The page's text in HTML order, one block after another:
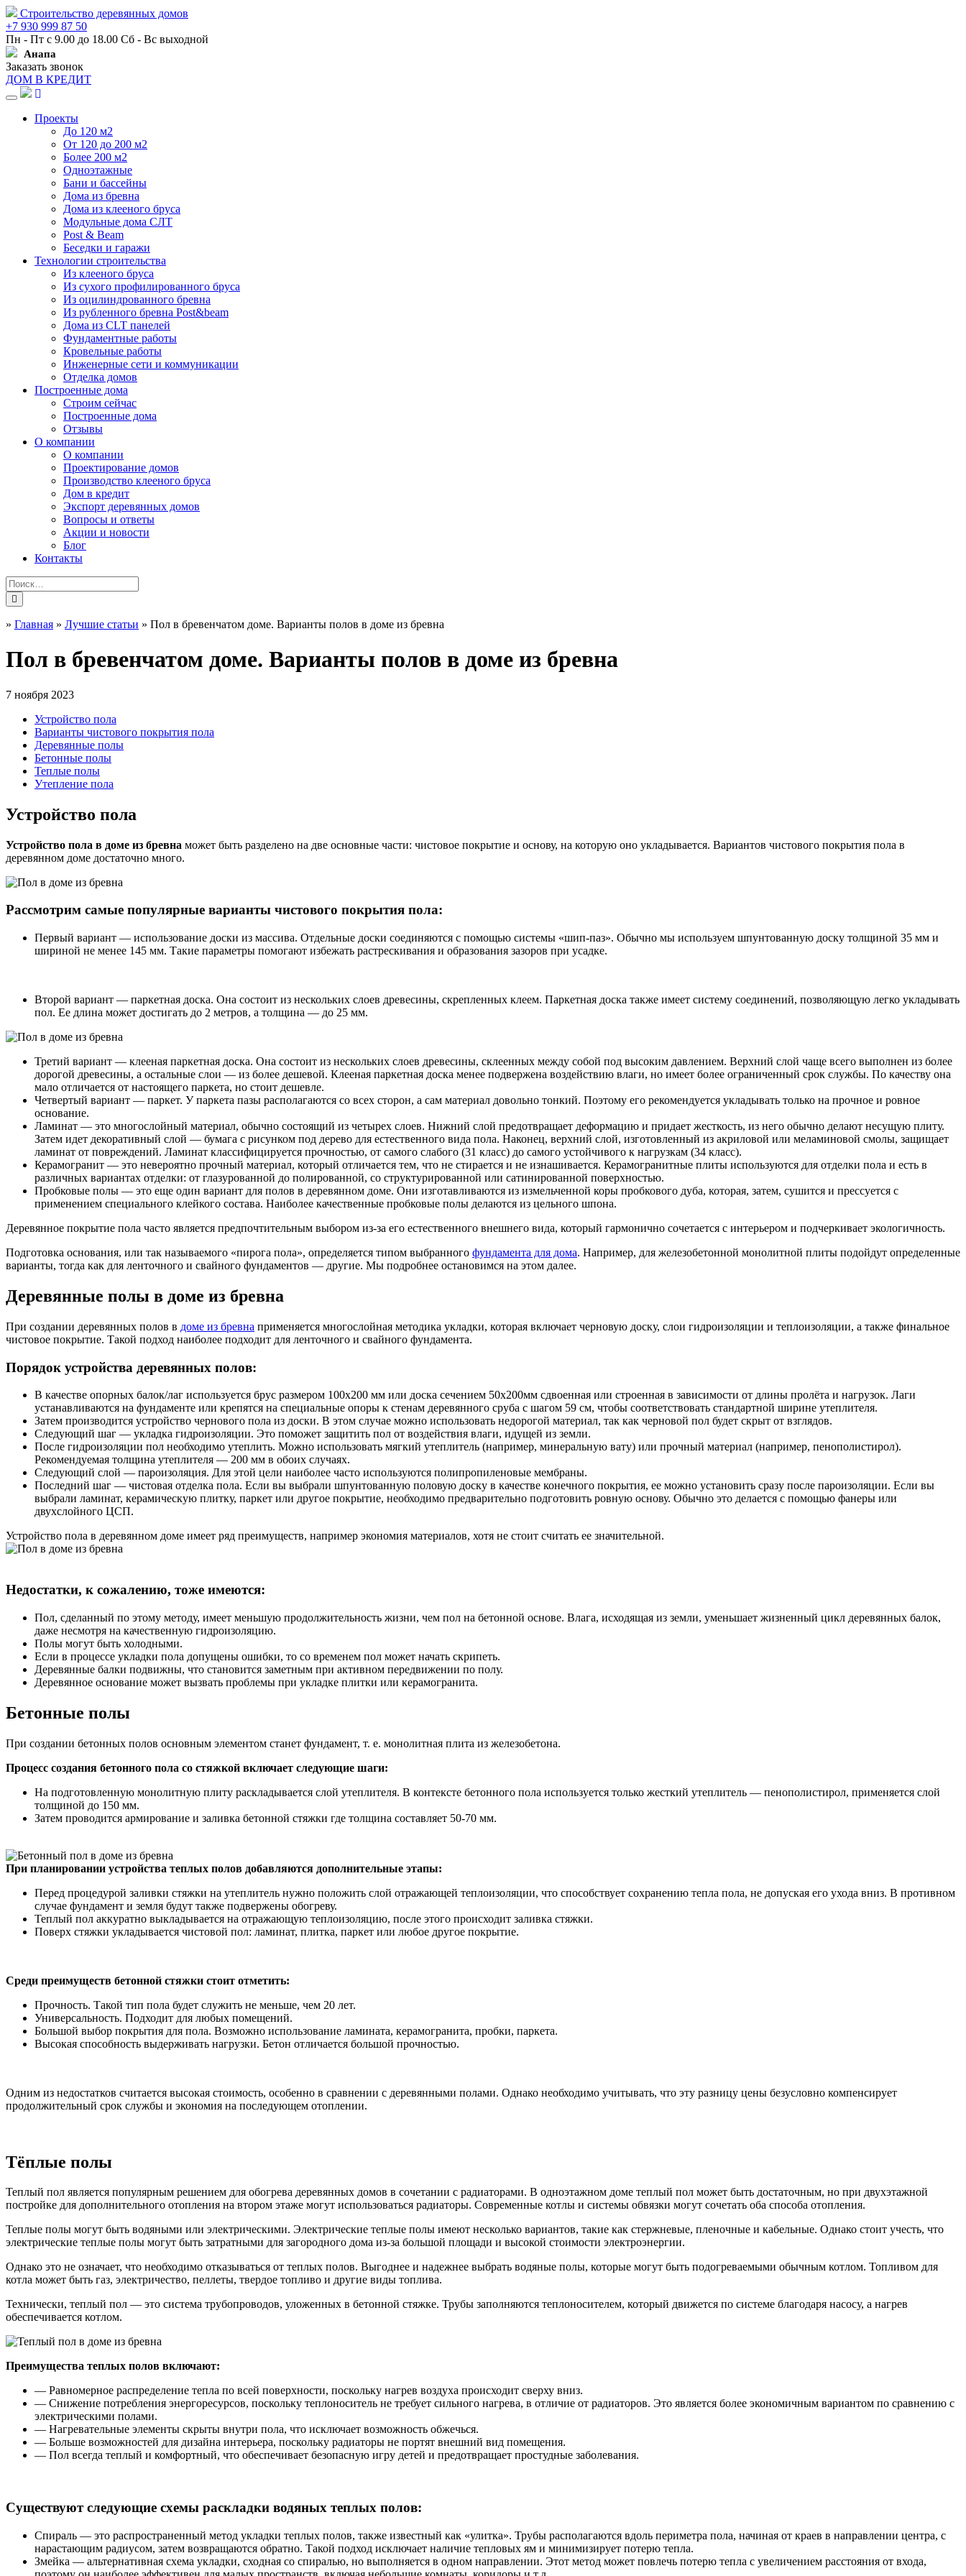
Строительство деревянных домов
+7 930 999 87 50
Пн - Пт с 9.00 до 18.00 Сб - Вс выходной
Анапа
Заказать звонок
ДОМ В КРЕДИТ
Навигация
Проекты
До 120 м2
От 120 до 200 м2
Более 200 м2
Одноэтажные
Бани и бассейны
Дома из бревна
Дома из клееного бруса
Модульные дома СЛТ
Post & Beam
Беседки и гаражи
Технологии строительства
Из клееного бруса
Из сухого профилированного бруса
Из оцилиндрованного бревна
Из рубленного бревна Post&beam
Дома из CLT панелей
Фундаментные работы
Кровельные работы
Инженерные сети и коммуникации
Отделка домов
Построенные дома
Строим сейчас
Построенные дома
Отзывы
О компании
О компании
Проектирование домов
Производство клееного бруса
Дом в кредит
Экспорт деревянных домов
Вопросы и ответы
Акции и новости
Блог
Контакты
» Главная » Лучшие статьи » Пол в бревенчатом доме. Варианты полов в доме из бревна
Пол в бревенчатом доме. Варианты полов в доме из бревна
7 ноября 2023
Устройство пола
Варианты чистового покрытия пола
Деревянные полы
Бетонные полы
Теплые полы
Утепление пола
Устройство пола
Устройство пола в доме из бревна может быть разделено на две основные части: чистовое покрытие и основу, на которую оно укладывается. Вариантов чистового покрытия пола в
деревянном доме достаточно много.
Рассмотрим самые популярные варианты чистового покрытия пола:
Первый вариант — использование доски из массива. Отдельные доски соединяются с помощью системы «шип-паз». Обычно мы используем шпунтованную доску толщиной 35 мм и
шириной не менее 145 мм. Такие параметры помогают избежать растрескивания и образования зазоров при усадке.
Второй вариант — паркетная доска. Она состоит из нескольких слоев древесины, скрепленных клеем. Паркетная доска также имеет систему соединений, позволяющую легко укладывать
пол. Ее длина может достигать до 2 метров, а толщина — до 25 мм.
Третий вариант — клееная паркетная доска. Она состоит из нескольких слоев древесины, склеенных между собой под высоким давлением. Верхний слой чаще всего выполнен из более
дорогой древесины, а остальные слои — из более дешевой. Клееная паркетная доска менее подвержена воздействию влаги, но имеет более ограниченный срок службы. По качеству она
мало отличается от настоящего паркета, но стоит дешевле.
Четвертый вариант — паркет. У паркета пазы располагаются со всех сторон, а сам материал довольно тонкий. Поэтому его рекомендуется укладывать только на прочное и ровное
основание.
Ламинат — это многослойный материал, обычно состоящий из четырех слоев. Нижний слой предотвращает деформацию и придает жесткость, из него обычно делают несущую плиту.
Затем идет декоративный слой — бумага с рисунком под дерево для естественного вида пола. Наконец, верхний слой, изготовленный из акриловой или меламиновой смолы, защищает
ламинат от повреждений. Ламинат классифицируется прочностью, от самого слабого (31 класс) до самого устойчивого к нагрузкам (34 класс).
Керамогранит — это невероятно прочный материал, который отличается тем, что не стирается и не изнашивается. Керамогранитные плиты используются для отделки пола и есть в
различных вариантах отделки: от глазурованной до полированной, со структурированной или сатинированной поверхностью.
Пробковые полы — это еще один вариант для полов в деревянном доме. Они изготавливаются из измельченной коры пробкового дуба, которая, затем, сушится и прессуется с
применением специального клейкого состава. Наиболее качественные пробковые полы делаются из цельного шпона.
Деревянное покрытие пола часто является предпочтительным выбором из-за его естественного внешнего вида, который гармонично сочетается с интерьером и подчеркивает экологичность.
Подготовка основания, или так называемого «пирога пола», определяется типом выбранного фундамента для дома. Например, для железобетонной монолитной плиты подойдут определенные
варианты, тогда как для ленточного и свайного фундаментов — другие. Мы подробнее остановимся на этом далее.
Деревянные полы в доме из бревна
При создании деревянных полов в доме из бревна применяется многослойная методика укладки, которая включает черновую доску, слои гидроизоляции и теплоизоляции, а также финальное
чистовое покрытие. Такой подход наиболее подходит для ленточного и свайного фундамента.
Порядок устройства деревянных полов:
В качестве опорных балок/лаг используется брус размером 100х200 мм или доска сечением 50х200мм сдвоенная или строенная в зависимости от длины пролёта и нагрузок. Лаги
устанавливаются на фундаменте или крепятся на специальные опоры к стенам деревянного сруба с шагом 59 см, чтобы соответствовать стандартной ширине утеплителя.
Затем производится устройство чернового пола из доски. В этом случае можно использовать недорогой материал, так как черновой пол будет скрыт от взглядов.
Следующий шаг — укладка гидроизоляции. Это поможет защитить пол от воздействия влаги, идущей из земли.
После гидроизоляции пол необходимо утеплить. Можно использовать мягкий утеплитель (например, минеральную вату) или прочный материал (например, пенополистирол).
Рекомендуемая толщина утеплителя — 200 мм в обоих случаях.
Следующий слой — пароизоляция. Для этой цели наиболее часто используются полипропиленовые мембраны.
Последний шаг — чистовая отделка пола. Если вы выбрали шпунтованную половую доску в качестве конечного покрытия, ее можно установить сразу после пароизоляции. Если вы
выбрали ламинат, керамическую плитку, паркет или другое покрытие, необходимо предварительно подготовить ровную основу. Обычно это делается с помощью фанеры или
двухслойного ЦСП.
Устройство пола в деревянном доме имеет ряд преимуществ, например экономия материалов, хотя не стоит считать ее значительной.
Недостатки, к сожалению, тоже имеются:
Пол, сделанный по этому методу, имеет меньшую продолжительность жизни, чем пол на бетонной основе. Влага, исходящая из земли, уменьшает жизненный цикл деревянных балок,
даже несмотря на качественную гидроизоляцию.
Полы могут быть холодными.
Если в процессе укладки пола допущены ошибки, то со временем пол может начать скрипеть.
Деревянные балки подвижны, что становится заметным при активном передвижении по полу.
Деревянное основание может вызвать проблемы при укладке плитки или керамогранита.
Бетонные полы
При создании бетонных полов основным элементом станет фундамент, т. е. монолитная плита из железобетона.
Процесс создания бетонного пола со стяжкой включает следующие шаги:
На подготовленную монолитную плиту раскладывается слой утеплителя. В контексте бетонного пола используется только жесткий утеплитель — пенополистирол, применяется слой
толщиной до 150 мм.
Затем проводится армирование и заливка бетонной стяжки где толщина составляет 50-70 мм.
При планировании устройства теплых полов добавляются дополнительные этапы:
Перед процедурой заливки стяжки на утеплитель нужно положить слой отражающей теплоизоляции, что способствует сохранению тепла пола, не допуская его ухода вниз. В противном
случае фундамент и земля будут также подвержены обогреву.
Теплый пол аккуратно выкладывается на отражающую теплоизоляцию, после этого происходит заливка стяжки.
Поверх стяжки укладывается чистовой пол: ламинат, плитка, паркет или любое другое покрытие.
Среди преимуществ бетонной стяжки стоит отметить:
Прочность. Такой тип пола будет служить не меньше, чем 20 лет.
Универсальность. Подходит для любых помещений.
Большой выбор покрытия для пола. Возможно использование ламината, керамогранита, пробки, паркета.
Высокая способность выдерживать нагрузки. Бетон отличается большой прочностью.
Одним из недостатков считается высокая стоимость, особенно в сравнении с деревянными полами. Однако необходимо учитывать, что эту разницу цены безусловно компенсирует
продолжительный срок службы и экономия на последующем отоплении.
Тёплые полы
Теплый пол является популярным решением для обогрева деревянных домов в сочетании с радиаторами. В одноэтажном доме теплый пол может быть достаточным, но при двухэтажной
постройке для дополнительного отопления на втором этаже могут использоваться радиаторы. Современные котлы и системы обвязки могут сочетать оба способа отопления.
Теплые полы могут быть водяными или электрическими. Электрические теплые полы имеют несколько вариантов, такие как стержневые, пленочные и кабельные. Однако стоит учесть, что
электрические теплые полы могут быть затратными для загородного дома из-за большой площади и высокой стоимости электроэнергии.
Однако это не означает, что необходимо отказываться от теплых полов. Выгоднее и надежнее выбрать водяные полы, которые могут быть подогреваемыми обычным котлом. Топливом для
котла может быть газ, электричество, пеллеты, твердое топливо и другие виды топлива.
Технически, теплый пол — это система трубопроводов, уложенных в бетонной стяжке. Трубы заполняются теплоносителем, который движется по системе благодаря насосу, а нагрев
обеспечивается котлом.
Преимущества теплых полов включают:
— Равномерное распределение тепла по всей поверхности, поскольку нагрев воздуха происходит сверху вниз.
— Снижение потребления энергоресурсов, поскольку теплоноситель не требует сильного нагрева, в отличие от радиаторов. Это является более экономичным вариантом по сравнению с
электрическими полами.
— Нагревательные элементы скрыты внутри пола, что исключает возможность обжечься.
— Больше возможностей для дизайна интерьера, поскольку радиаторы не портят внешний вид помещения.
— Пол всегда теплый и комфортный, что обеспечивает безопасную игру детей и предотвращает простудные заболевания.
Существуют следующие схемы раскладки водяных теплых полов:
Спираль — это распространенный метод укладки теплых полов, также известный как «улитка». Трубы располагаются вдоль периметра пола, начиная от краев в направлении центра, с
нарастающим радиусом, затем возвращаются обратно. Такой подход исключает наличие тепловых ям и минимизирует потерю тепла.
Змейка — альтернативная схема укладки, сходная со спиралью, но выполняется в одном направлении. Этот метод может повлечь потерю тепла с увеличением расстояния от входа,